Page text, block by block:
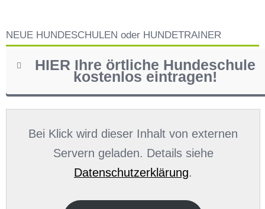
NEUE HUNDESCHULEN oder HUNDETRAINER
HIER Ihre örtliche Hundeschule
kostenlos eintragen!
Bei Klick wird dieser Inhalt von externen
Servern geladen. Details siehe
Datenschutzerklärung.